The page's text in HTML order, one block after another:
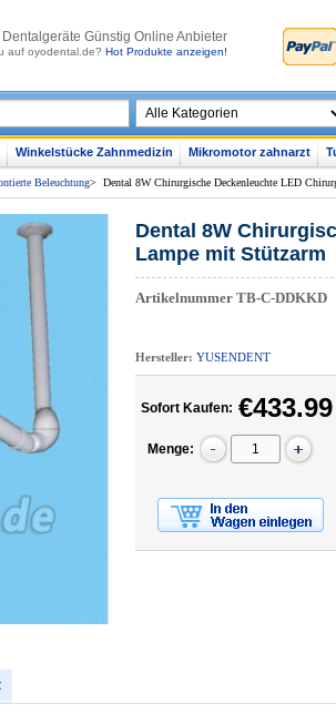
Dentalgeräte Günstig Online Anbieter
auf oyodental.de? Hot Produkte anzeigen!
Winkelstücke Zahnmedizin Mikromotor zahnarzt
Beleuchtung> Dental 8W Chirurgische Deckenleuchte LED
Dental 8W
Lampe mit Stützarm
Artikelnummer TB-C-DDKKD
Hersteller: YUSENDENT
Sofort Kaufen: €433.99
Menge: